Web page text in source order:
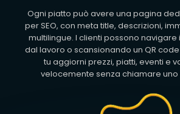
Ogni piatto può avere una pagina
per SEO, con meta title, descrizioni,
multilingue. I clienti possono navigare
dal lavoro o scansionando un QR
tu aggiorni prezzi, piatti, eventi e
velocemente senza chiamare uno